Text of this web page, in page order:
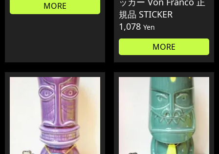
MORE
規品 STICKER
1,078 Yen
MORE